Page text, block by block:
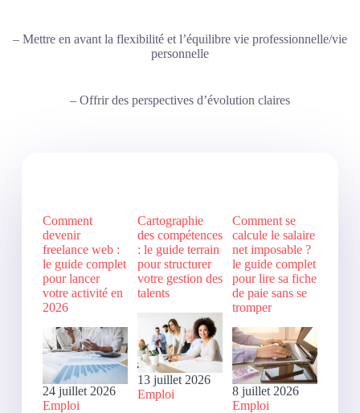
– Mettre en avant la flexibilité et l’équilibre vie professionnelle/vie
personnelle
– Offrir des perspectives d’évolution claires
Comment
devenir
freelance web :
le guide complet
pour lancer
votre activité en
2026
24 juillet 2026
Emploi
Cartographie
des compétences
: le guide terrain
pour structurer
votre gestion des
talents
13 juillet 2026
Emploi
Comment se
calcule le salaire
net imposable ?
le guide complet
pour lire sa fiche
de paie sans se
tromper
8 juillet 2026
Emploi